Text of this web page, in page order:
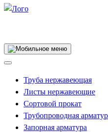
Труба нержавеющая
Листы нержавеющие
Сортовой прокат
Трубопроводная
Запорная арматура